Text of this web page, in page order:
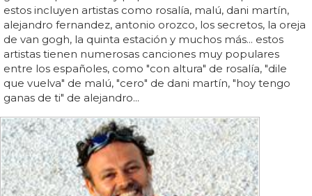
estos incluyen artistas como rosalía, malú, dani martín,
alejandro fernandez, antonio orozco, los secretos, la oreja
de van gogh, la quinta estación y muchos más... estos
artistas tienen numerosas canciones muy populares
entre los españoles, como "con altura" de rosalía, "dile
que vuelva" de malú, "cero" de dani martín, "hoy tengo
ganas de ti" de alejandro...